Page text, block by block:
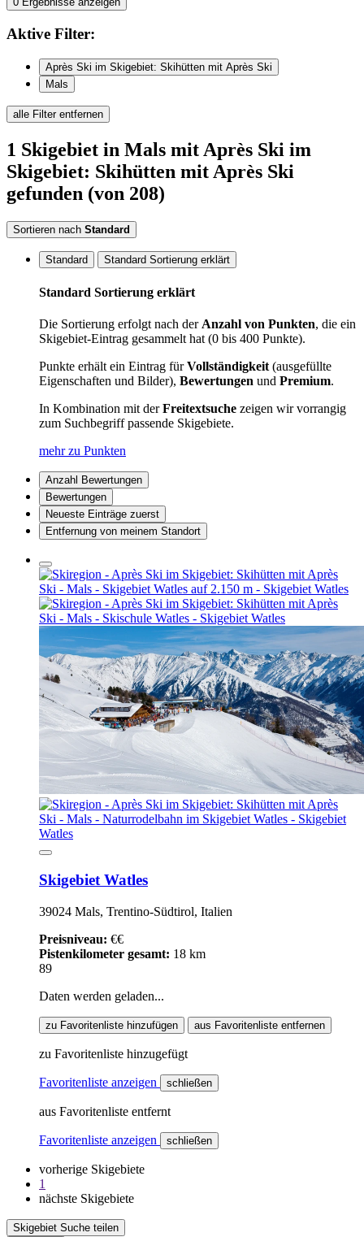
Aktive Filter:
Après Ski im Skigebiet: Skihütten mit Après Ski
Mals
alle Filter entfernen
1 Skigebiet in Mals mit Après Ski im
Skigebiet: Skihütten mit Après Ski
gefunden (von 208)
Sortieren nach Standard
Standard Standard Sortierung erklärt
Standard Sortierung erklärt
Die Sortierung erfolgt nach derAnzahl von Punkten, die ein
Skigebiet-Eintrag gesammelt hat (0 bis 400 Punkte).
Punkte erhält ein Eintrag fürVollständigkeit(ausgefüllte
Eigenschaften und Bilder), Bewertungen und Premium.
In Kombination mit derFreitextsuche zeigen wir vorrangig
zum Suchbegriff passende Skigebiete.
mehr zu Punkten
Anzahl Bewertungen
Bewertungen
Neueste Einträge zuerst
Entfernung von meinem Standort
Skigebiet Watles
39024 Mals, Trentino-Südtirol, Italien
Preisniveau: €€
Pistenkilometer gesamt: 18 km
89
Daten werden geladen...
zu Favoritenliste hinzufügen aus Favoritenliste entfernen
zu Favoritenliste hinzugefügt
Favoritenliste anzeigen schließen
aus Favoritenliste entfernt
Favoritenliste anzeigen schließen
vorherige Skigebiete
1
nächste Skigebiete
Skigebiet Suche teilen